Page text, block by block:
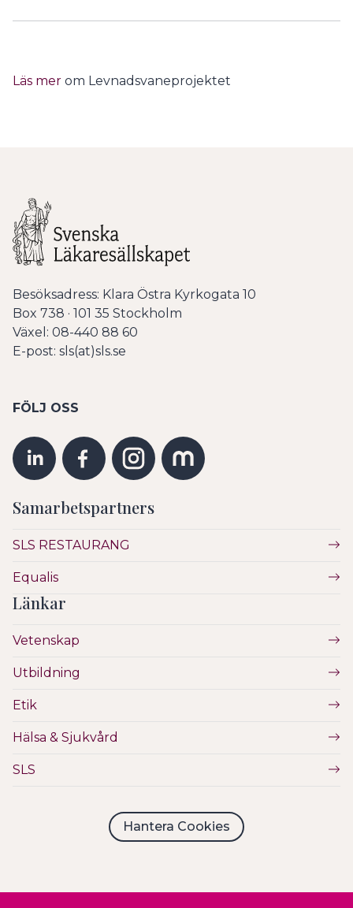
Läs mer om Levnadsvaneprojektet
Besöksadress: Klara Östra Kyrkogata 10
Box 738 · 101 35 Stockholm
Växel: 08-440 88 60
E-post: sls(at)sls.se
FÖLJ OSS
Samarbetspartners
SLS RESTAURANG
Equalis
Länkar
Vetenskap
Utbildning
Etik
Hälsa & Sjukvård
SLS
Hantera Cookies